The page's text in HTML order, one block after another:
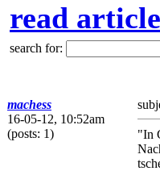
read
search for:
machess
16-05-12, 10:52am
(posts: 1)
"In